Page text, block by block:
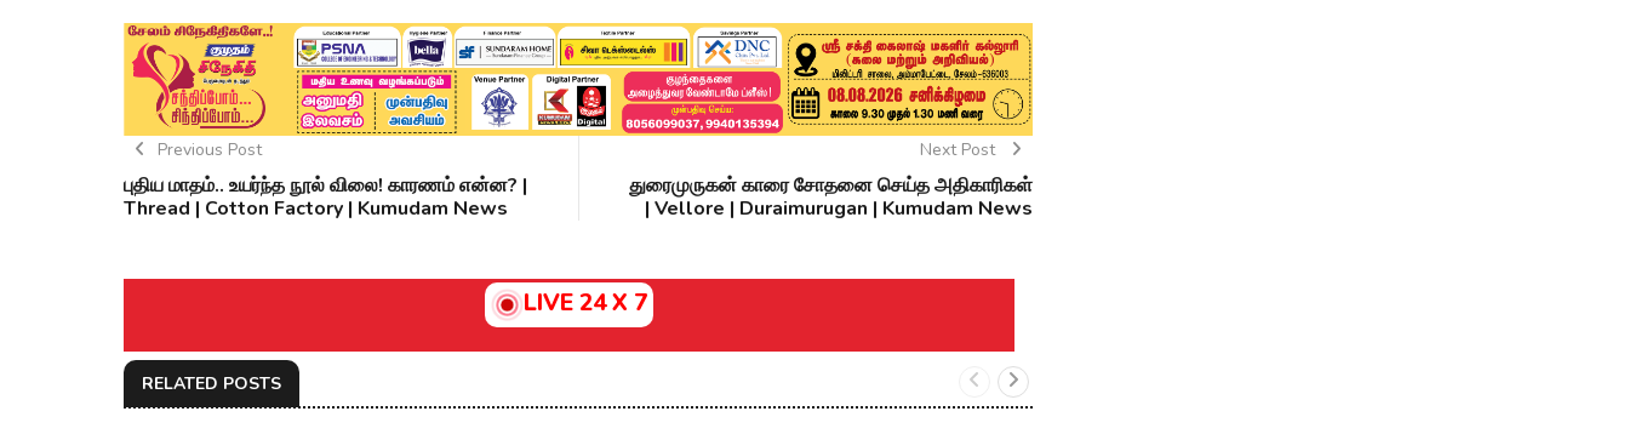
Previous Post
புதிய மாதம்.. உயர்ந்த நூல் விலை! காரணம் என்ன? |
Thread | Cotton Factory | Kumudam News
Next Post
துரைமுருகன் காரை சோதனை செய்த அதிகாரிகள்
| Vellore | Duraimurugan | Kumudam News
LIVE 24 X 7
RELATED POSTS